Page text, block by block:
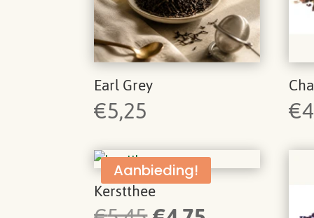
Earl Grey
€5,25 €
Aanbieding!
Kerstthee